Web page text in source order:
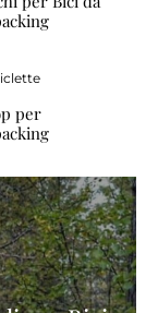
per